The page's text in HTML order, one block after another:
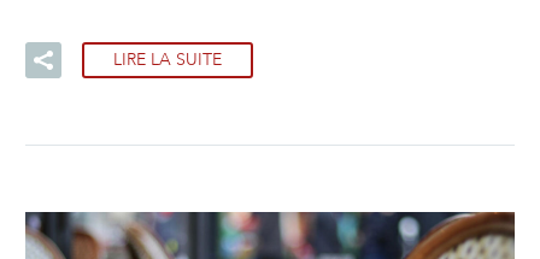
LIRE LA SUITE